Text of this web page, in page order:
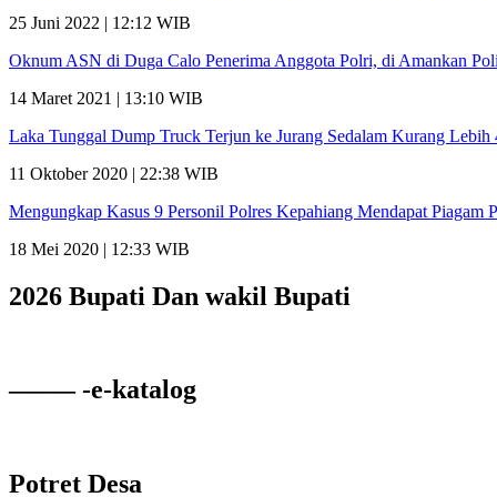
25 Juni 2022 | 12:12 WIB
Oknum ASN di Duga Calo Penerima Anggota Polri, di Amankan
14 Maret 2021 | 13:10 WIB
Laka Tunggal Dump Truck Terjun ke Jurang Sedalam Kurang Lebih
11 Oktober 2020 | 22:38 WIB
Mengungkap Kasus 9 Personil Polres Kepahiang Mendapat Piagam
18 Mei 2020 | 12:33 WIB
2026 Bupati Dan wakil Bupati
——– -e-katalog
Potret Desa